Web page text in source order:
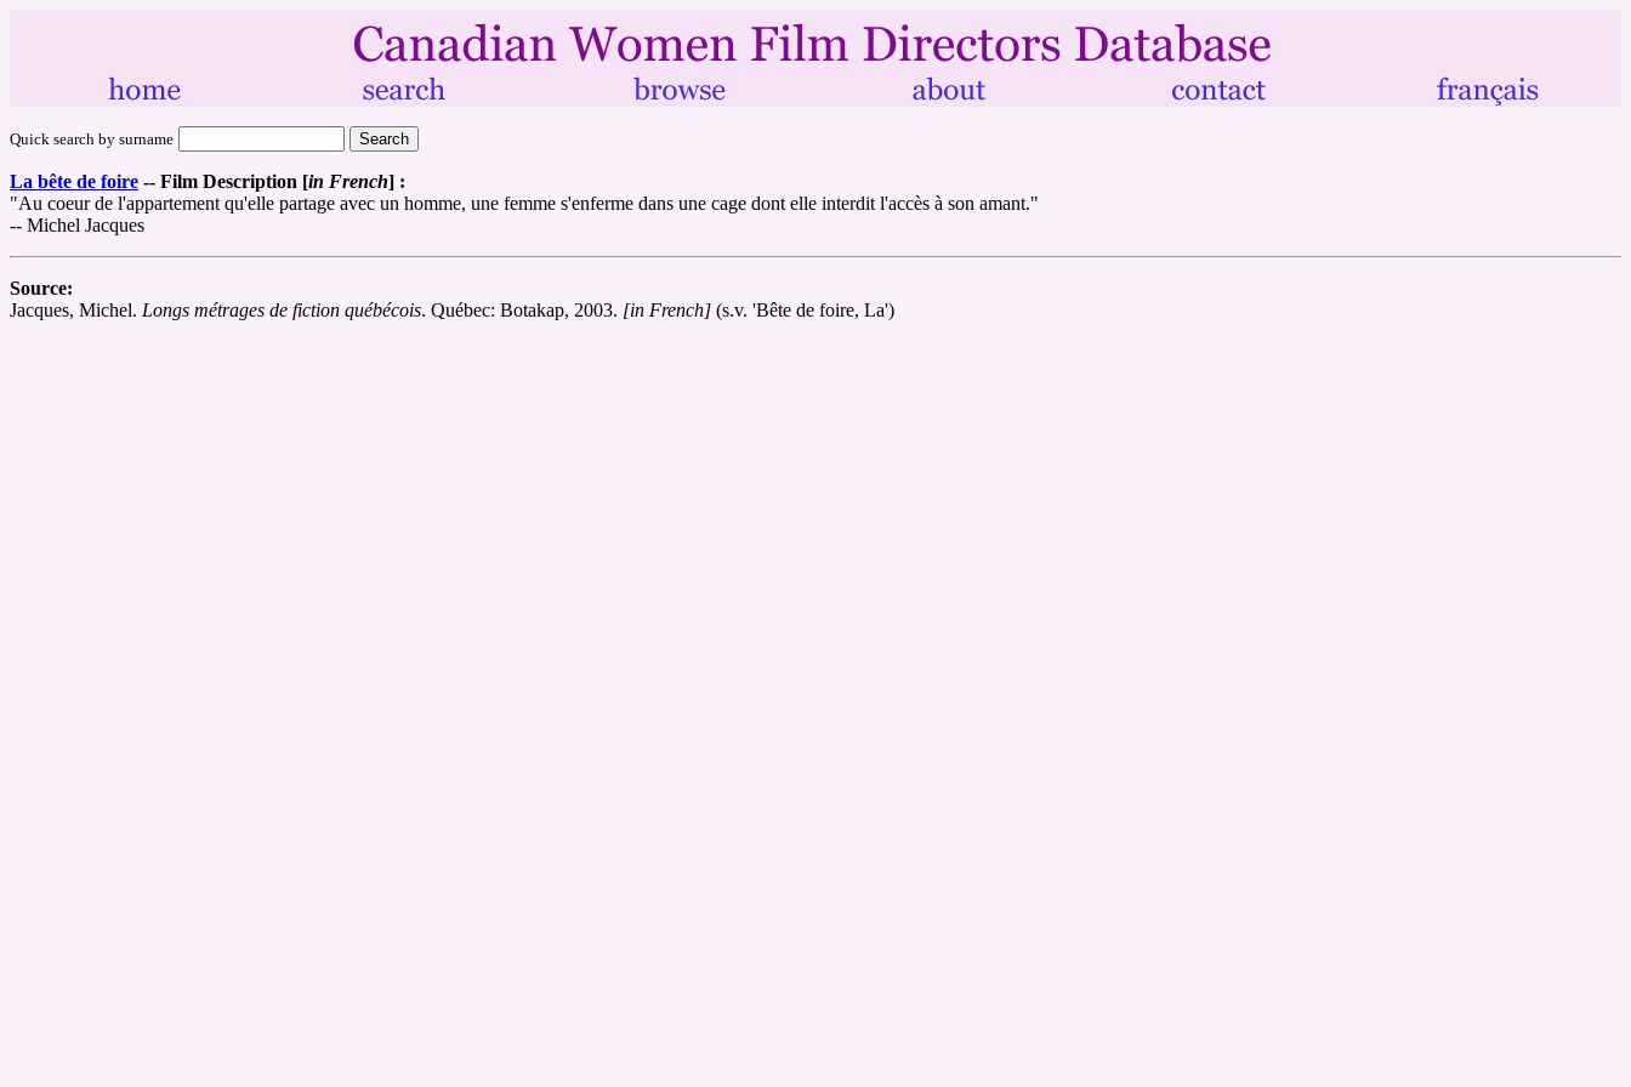
Quick search by surname
La bête de foire -- Film Description [in French] :
"Au coeur de l'appartement qu'elle partage avec un homme, une femme s'enferme dans une cage dont elle interdit l'accès à son amant."
-- Michel Jacques
Source:
Jacques, Michel. Longs métrages de fiction québécois. Québec: Botakap, 2003. [in French] (s.v. 'Bête de foire, La')